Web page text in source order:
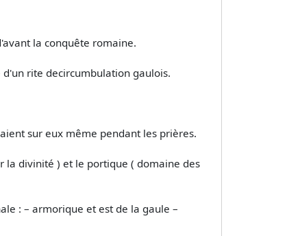
la conquête romaine.
d'un rite decircumbulation gaulois.
sur eux même pendant les prières.
la divinité ) et le portique ( domaine des
: – armorique et est de la gaule –